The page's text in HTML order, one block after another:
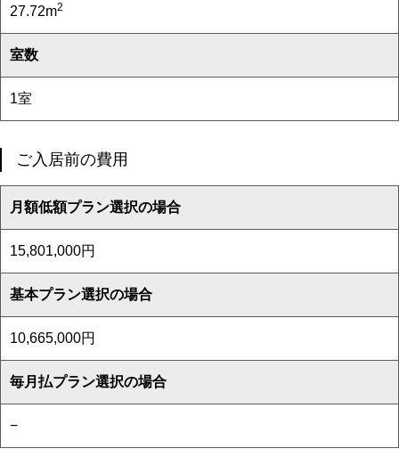
27.72m2
室数
1室
ご入居前の費用
月額低額プラン選択の場合
15,801,000円
基本プラン選択の場合
10,665,000円
毎月払プラン選択の場合
−